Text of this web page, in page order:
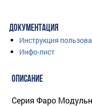
ДОКУМЕНТАЦИЯ
Инструкция
Инфо-лист
ОПИСАНИЕ
Серия Фаро